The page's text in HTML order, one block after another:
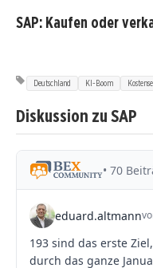
SAP: Kaufen oder
Deutschland KI-Boom
Diskussion zu SAP